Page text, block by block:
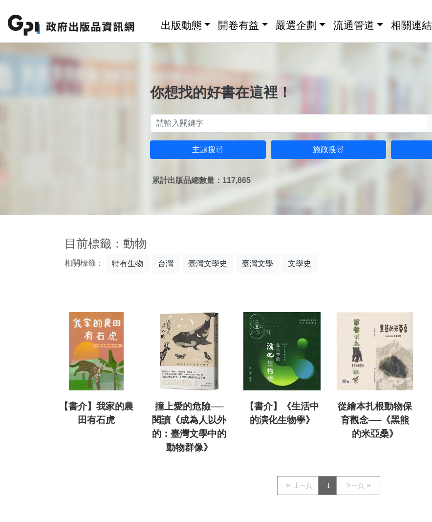
出版動態 開卷有益 嚴選企劃 流通管道 相關連結
你想找的好書在這裡！
主題搜尋 施政搜尋
累計出版品總數量：117,865
目前標籤：動物
相關標籤： 特有生物 台灣 臺灣文學史 臺灣文學 文學史
【書介】我家的農
田有石虎
撞上愛的危險──
閱讀《成為人以外
的：臺灣文學中的
動物群像》
【書介】《生活中
的演化生物學》
從繪本扎根動物保
育觀念──《黑熊
的米亞桑》
上一頁 1 下一頁